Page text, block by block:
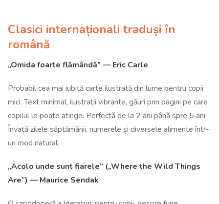
Clasici internaționali traduși în
română
„Omida foarte flămândă” — Eric Carle
Probabil cea mai iubită carte ilustrată din lume pentru copii
mici. Text minimal, ilustrații vibrante, găuri prin pagini pe care
copilul le poate atinge. Perfectă de la 2 ani până spre 5 ani.
Învață zilele săptămânii, numerele și diversele alimente într-
un mod natural.
„Acolo unde sunt fiarele” („Where the Wild Things
Are”) — Maurice Sendak